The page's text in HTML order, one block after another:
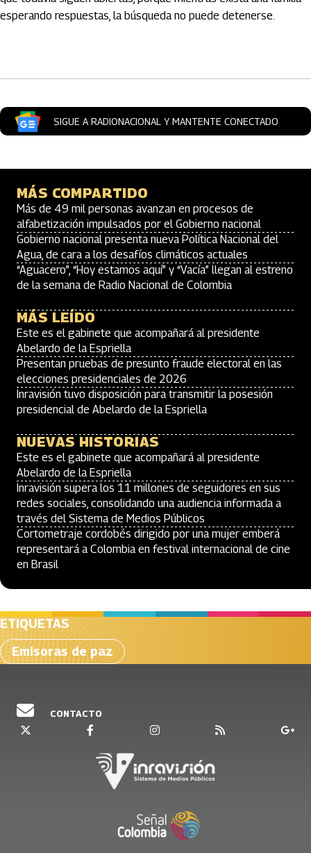
esperando respuestas, la búsqueda no puede detenerse.
SIGUE A RADIONACIONAL Y MANTENTE CONECTADO
MÁS COMPARTIDO
Más de 49 mil personas avanzan en procesos de
alfabetización impulsados por el Gobierno nacional
Gobierno nacional presenta nueva Política Nacional del
Agua, de cara a los desafíos climáticos actuales
“Aguacero”, “Hoy estamos aquí” y “Vacía” llegan al estreno
de la semana de Radio Nacional de Colombia
MÁS LEÍDO
Este es el gabinete que acompañará al presidente
Abelardo de la Espriella
Presentan pruebas de presunto fraude electoral en las
elecciones presidenciales de 2026
Inravisión tuvo disposición para transmitir la posesión
presidencial de Abelardo de la Espriella
NUEVAS HISTORIAS
Este es el gabinete que acompañará al presidente
Abelardo de la Espriella
Inravisión supera los 11 millones de seguidores en sus
redes sociales, consolidando una audiencia informada a
través del Sistema de Medios Públicos
Cortometraje cordobés dirigido por una mujer emberá
representará a Colombia en festival internacional de cine
en Brasil
ETIQUETAS
Emisoras de paz
CONTACTO